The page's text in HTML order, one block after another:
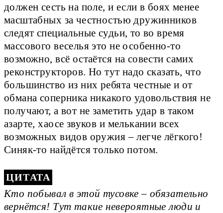
должен сесть на поле, и если в боях менее
масштабных за честностью дружинников
следят специальные судьи, то во время
массового веселья это не особенно-то
возможно, всё остаётся на совести самих
реконструкторов. Но тут надо сказать, что
большинство из них ребята честные и от
обмана соперника никакого удовольствия не
получают, а вот не заметить удар в таком
азарте, хаосе звуков и мелькании всех
возможных видов оружия – легче лёгкого!
Синяк-то найдётся только потом.
Кто побывал в этой тусовке – обязательно
вернётся! Тут такие невероятные люди и